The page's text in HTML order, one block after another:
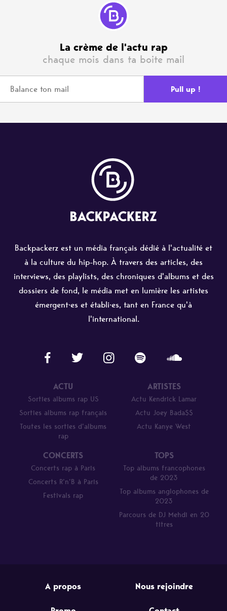
La crème de l'actu rap
chaque mois dans ta boite mail
Backpackerz est un média français dédié à l'actualité et
à la culture du hip-hop. À travers des articles, des
interviews, des playlists, des chroniques d'albums et des
dossiers de fond, le média met en lumière les artistes
émergent·es et établi·es, tant en France qu'à
l'international.
ACTU
Sorties albums rap US
Sorties albums rap français
Toutes les sorties d’albums
rap
ARTISTES
Actu Kendrick Lamar
Actu Joey Bada$$
Actu Kanye West
CONCERTS
Concerts rap à Paris
Concerts R’n’B à Paris
Festivals rap
TOPS
Top albums francophones
de 2023
Top albums anglophones de
2023
Parcours de DJ Mehdi en 20
titres
A propos Nous rejoindre